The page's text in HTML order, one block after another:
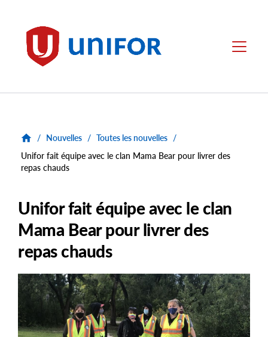
Unifor Menu
/ Nouvelles / Toutes les nouvelles /
Unifor fait équipe avec le clan Mama Bear pour livrer des
repas chauds
Unifor fait équipe avec le clan
Mama Bear pour livrer des
repas chauds
Main
Image
Image